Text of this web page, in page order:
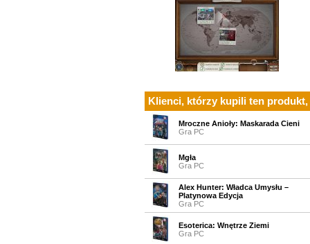
Klienci, którzy kupili ten
Mroczne Anioły: Maskarada Cieni
Gra PC
Mgła
Gra PC
Alex Hunter: Władca Umysłu –
Platynowa Edycja
Gra PC
Esoterica: Wnętrze Ziemi
Gra PC